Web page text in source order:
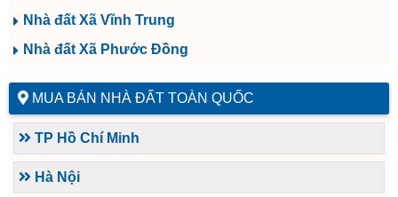
Nhà đất Xã Vĩnh Trung
Nhà đất Xã Phước Đồng
MUA BÁN NHÀ ĐẤT TOÀN QUỐC
TP Hồ Chí Minh
Hà Nội